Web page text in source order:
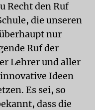
Recht den Ruf
die unseren
nur
Ruf der
Lehrer und aller
Ideen
Es sei, so
dass die